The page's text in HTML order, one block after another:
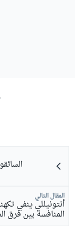
المقال التالي
أنتونيللي ينفي
المنافسة بين فرق